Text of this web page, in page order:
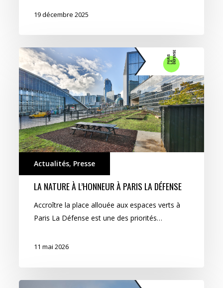
19 décembre 2025
Actualités, Presse
LA NATURE À L’HONNEUR À PARIS LA DÉFENSE
Accroître la place allouée aux espaces verts à
Paris La Défense est une des priorités…
11 mai 2026